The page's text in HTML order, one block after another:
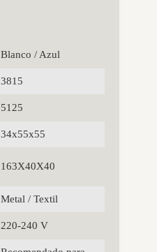
Blanco / Azul
3815
5125
34x55x55
163X40X40
Metal / Textil
220-240 V